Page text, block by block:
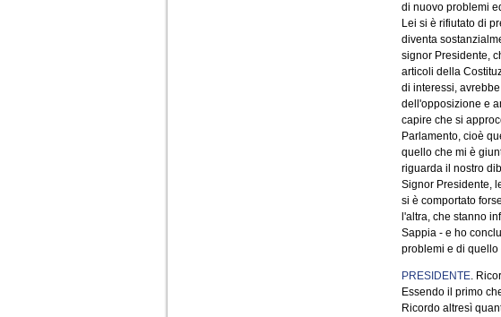
di nuovo problemi
Lei si è rifiutato di
diventa
signor Presidente,
articoli della
di interessi,
dell'opposizione e
capire che si
Parlamento, cioè
quello che mi è
riguarda il nostro
Signor Presidente,
si è comportato
l'altra, che stanno
Sappia - e ho
problemi e di
PRESIDENTE.
Essendo il primo
Ricordo altresì